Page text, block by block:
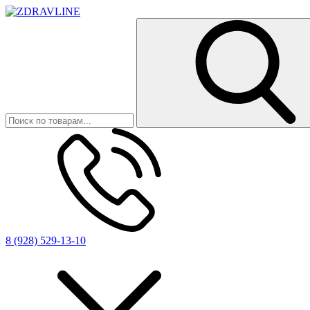
8 (928) 529-13-10